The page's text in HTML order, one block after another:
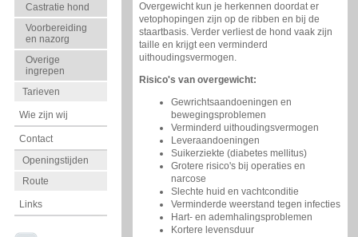
Castratie hond
Voorbereiding
en nazorg
Overige
ingrepen
Tarieven
Wie zijn wij
Contact
Openingstijden
Route
Links
Overgewicht kun je herkennen doordat er
vetophopingen zijn op de ribben en bij de
staartbasis. Verder verliest de hond vaak zijn
taille en krijgt een verminderd
uithoudingsvermogen.
Risico's van overgewicht:
Gewrichtsaandoeningen en
bewegingsproblemen
Verminderd uithoudingsvermogen
Leveraandoeningen
Suikerziekte (diabetes mellitus)
Grotere risico's bij operaties en
narcose
Slechte huid en vachtconditie
Verminderde weerstand tegen infecties
Hart- en ademhalingsproblemen
Kortere levensduur